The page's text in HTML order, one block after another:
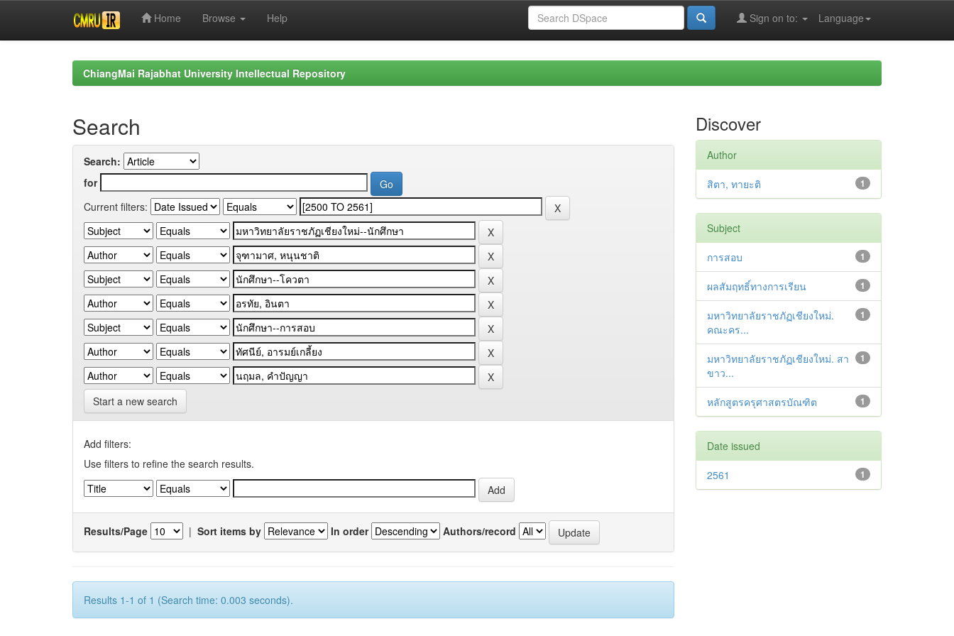
Home Browse Help Language
Sign on to:
ChiangMai Rajabhat University Intellectual Repository
Search
Search:
for
Current filters:
Start a new search
Add filters:
Use filters to refine the search results.
Results/Page | Sort items by In order Authors/record
Results 1-1 of 1 (Search time: 0.003 seconds).
Discover
Author
1
สิตา, ทายะติ
Subject
1
การสอบ
1
ผลสัมฤทธิ์ทางการเรียน
1
มหาวิทยาลัยราชภัฏเชียงใหม่.
คณะคร...
1
มหาวิทยาลัยราชภัฏเชียงใหม่. สา
ขาว...
1
หลักสูตรครุศาสตรบัณฑิต
Date issued
1
2561